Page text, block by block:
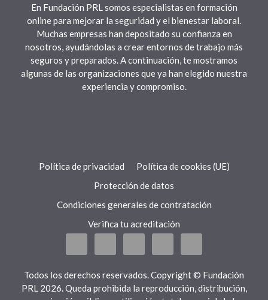
En Fundación PRL somos especialistas en formación
online para mejorar la seguridad y el bienestar laboral.
Muchas empresas han depositado su confianza en
nosotros, ayudándolas a crear entornos de trabajo más
seguros y preparados. A continuación, te mostramos
algunas de las organizaciones que ya han elegido nuestra
experiencia y compromiso.
Política de privacidad
Política de cookies (UE)
Protección de datos
Condiciones generales de contratación
Verifica tu acreditación
Todos los derechos reservados. Copyright © Fundación
PRL 2026. Queda prohibida la reproducción, distribución,